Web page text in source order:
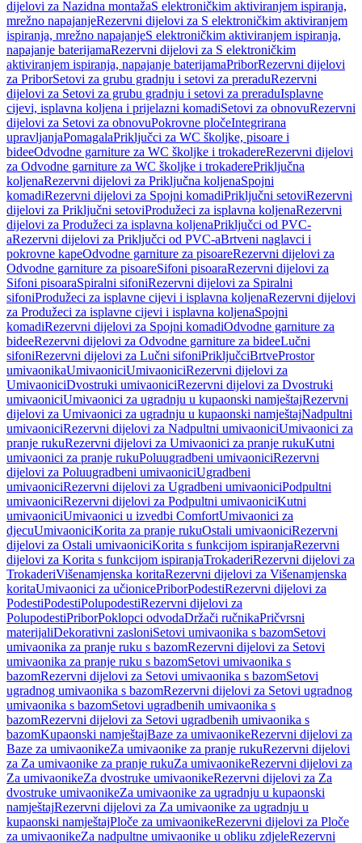
dijelovi za Nazidna montažaS elektroničkim aktiviranjem ispiranja,
mrežno napajanjeRezervni dijelovi za S elektroničkim aktiviranjem
ispiranja, mrežno napajanjeS elektroničkim aktiviranjem ispiranja,
napajanje baterijamaRezervni dijelovi za S elektroničkim
aktiviranjem ispiranja, napajanje baterijamaPriborRezervni dijelovi
za PriborSetovi za grubu gradnju i setovi za preraduRezervni
dijelovi za Setovi za grubu gradnju i setovi za preraduIsplavne
cijevi, isplavna koljena i prijelazni komadiSetovi za obnovuRezervni
dijelovi za Setovi za obnovuPokrovne pločeIntegrirana
upravljanjaPomagalaPriključci za WC školjke, pisoare i
bideeOdvodne garniture za WC školjke i trokadereRezervni dijelovi
za Odvodne garniture za WC školjke i trokaderePriključna
koljenaRezervni dijelovi za Priključna koljenaSpojni
komadiRezervni dijelovi za Spojni komadiPriključni setoviRezervni
dijelovi za Priključni setoviProdužeci za isplavna koljenaRezervni
dijelovi za Produžeci za isplavna koljenaPriključci od PVC-
aRezervni dijelovi za Priključci od PVC-aBrtveni naglavci i
pokrovne kapeOdvodne garniture za pisoareRezervni dijelovi za
Odvodne garniture za pisoareSifoni pisoaraRezervni dijelovi za
Sifoni pisoaraSpiralni sifoniRezervni dijelovi za Spiralni
sifoniProdužeci za isplavne cijevi i isplavna koljenaRezervni dijelovi
za Produžeci za isplavne cijevi i isplavna koljenaSpojni
komadiRezervni dijelovi za Spojni komadiOdvodne garniture za
bideeRezervni dijelovi za Odvodne garniture za bideeLučni
sifoniRezervni dijelovi za Lučni sifoniPriključciBrtveProstor
umivaonikaUmivaoniciUmivaoniciRezervni dijelovi za
UmivaoniciDvostruki umivaoniciRezervni dijelovi za Dvostruki
umivaoniciUmivaonici za ugradnju u kupaonski namještajRezervni
dijelovi za Umivaonici za ugradnju u kupaonski namještajNadpultni
umivaoniciRezervni dijelovi za Nadpultni umivaoniciUmivaonici za
pranje rukuRezervni dijelovi za Umivaonici za pranje rukuKutni
umivaonici za pranje rukuPoluugradbeni umivaoniciRezervni
dijelovi za Poluugradbeni umivaoniciUgradbeni
umivaoniciRezervni dijelovi za Ugradbeni umivaoniciPodpultni
umivaoniciRezervni dijelovi za Podpultni umivaoniciKutni
umivaoniciUmivaonici u izvedbi ComfortUmivaonici za
djecuUmivaoniciKorita za pranje rukuOstali umivaoniciRezervni
dijelovi za Ostali umivaoniciKorita s funkcijom ispiranjaRezervni
dijelovi za Korita s funkcijom ispiranjaTrokaderiRezervni dijelovi za
TrokaderiVišenamjenska koritaRezervni dijelovi za Višenamjenska
koritaUmivaonici za učionicePriborPodestiRezervni dijelovi za
PodestiPodestiPolupodestiRezervni dijelovi za
PolupodestiPriborPoklopci odvodaDržači ručnikaPričvrsni
materijaliDekorativni zasloniSetovi umivaonika s bazomSetovi
umivaonika za pranje ruku s bazomRezervni dijelovi za Setovi
umivaonika za pranje ruku s bazomSetovi umivaonika s
bazomRezervni dijelovi za Setovi umivaonika s bazomSetovi
ugradnog umivaonika s bazomRezervni dijelovi za Setovi ugradnog
umivaonika s bazomSetovi ugradbenih umivaonika s
bazomRezervni dijelovi za Setovi ugradbenih umivaonika s
bazomKupaonski namještajBaze za umivaonikeRezervni dijelovi za
Baze za umivaonikeZa umivaonike za pranje rukuRezervni dijelovi
za Za umivaonike za pranje rukuZa umivaonikeRezervni dijelovi za
Za umivaonikeZa dvostruke umivaonikeRezervni dijelovi za Za
dvostruke umivaonikeZa umivaonike za ugradnju u kupaonski
namještajRezervni dijelovi za Za umivaonike za ugradnju u
kupaonski namještajPloče za umivaonikeRezervni dijelovi za Ploče
za umivaonikeZa nadpultne umivaonike u obliku zdjeleRezervni